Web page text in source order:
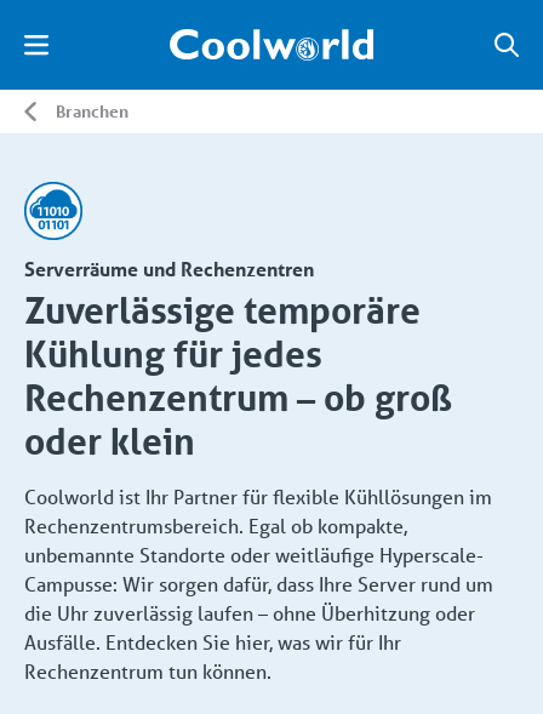
Branchen
Serverräume und Rechenzentren
Zuverlässige temporäre
Kühlung für jedes
Rechenzentrum – ob groß
oder klein
Coolworld ist Ihr Partner für flexible Kühllösungen im
Rechenzentrumsbereich. Egal ob kompakte,
unbemannte Standorte oder weitläufige Hyperscale-
Campusse: Wir sorgen dafür, dass Ihre Server rund um
die Uhr zuverlässig laufen – ohne Überhitzung oder
Ausfälle. Entdecken Sie hier, was wir für Ihr
Rechenzentrum tun können.